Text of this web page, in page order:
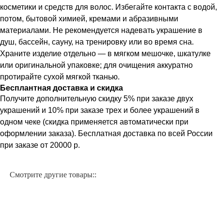
косметики и средств для волос. Избегайте контакта с водой,
потом, бытовой химией, кремами и абразивными
материалами. Не рекомендуется надевать украшение в
душ, бассейн, сауну, на тренировку или во время сна.
Храните изделие отдельно — в мягком мешочке, шкатулке
или оригинальной упаковке; для очищения аккуратно
протирайте сухой мягкой тканью.
Бесплантная доставка и скидка
Получите дополнительную скидку 5% при заказе двух
украшений и 10% при заказе трех и более украшений в
одном чеке (скидка применяется автоматически при
оформлении заказа). Бесплатная доставка по всей России
при заказе от 20000 р.
Смотрите другие товары::